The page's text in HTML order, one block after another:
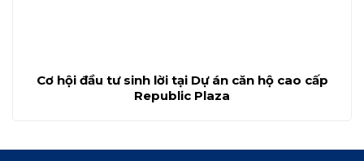
Cơ hội đầu tư sinh lời tại Dự án căn hộ cao cấp
Republic Plaza